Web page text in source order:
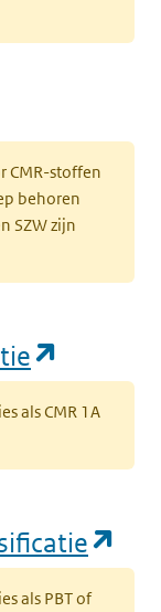
CMR-stoffen
behoren
SZW zijn
als CMR 1A
als PBT of